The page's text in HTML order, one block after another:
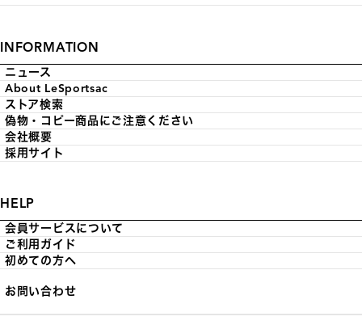
INFORMATION
ニュース
About LeSportsac
ストア検索
偽物・コピー商品にご注意ください
会社概要
採用サイト
HELP
会員サービスについて
ご利用ガイド
初めての方へ
お問い合わせ